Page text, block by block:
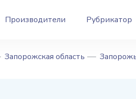
Производители Рубрикатор
Запорожская область